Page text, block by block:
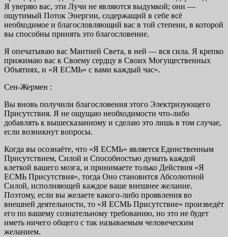
Я уверяю вас, эти Лучи не являются выдумкой; они —
ощутимый Поток Энергии, содержащий в себе всё
необходимое и благословляющий вас в той степени, в которой
вы способны принять это благословение.
Я опечатываю вас Мантией Света, в ней — вся сила. Я крепко
прижимаю вас к Своему сердцу в Своих Могущественных
Объятиях, и «Я ЕСМЬ» с вами каждый час».
Сен-Жермен :
Вы вновь получили благословения этого Электризующего
Присутствия. Я не ощущаю необходимости что-либо
добавлять к вышесказанному и сделаю это лишь в том случае,
если возникнут вопросы.
Когда вы осознаёте, что «Я ЕСМЬ» является Единственным
Присутствием, Силой и Способностью думать каждой
клеткой вашего мозга, и принимаете только Действия «Я
ЕСМЬ Присутствия», тогда Оно становится Абсолютной
Силой, исполняющей каждое ваше внешнее желание.
Поэтому, если вы желаете какого-либо проявления во
внешней деятельности, то «Я ЕСМЬ Присутствие» произведёт
его по вашему сознательному требованию, но это не будет
иметь ничего общего с так называемым человеческим
желанием.